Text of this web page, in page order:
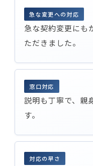
急な変更への対応
急な契約変更にも
ただきました。
窓口対応
説明も丁寧で、親
す。
対応の早さ